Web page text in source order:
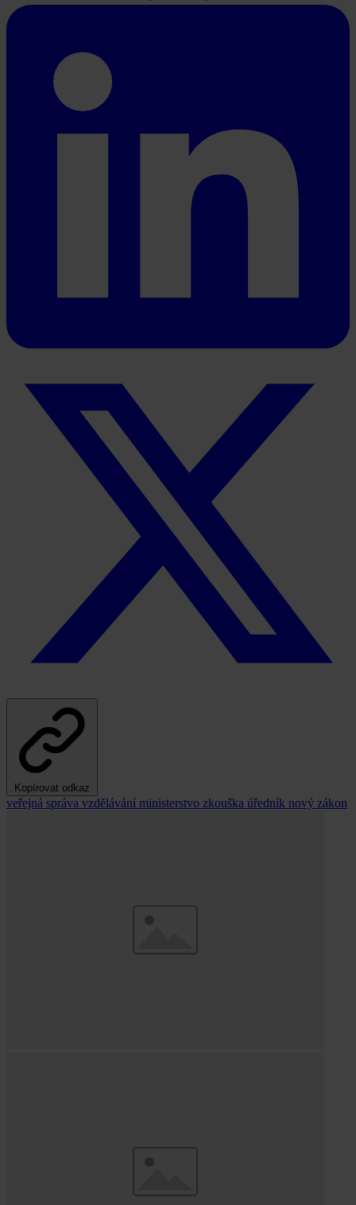
Kopírovat odkaz
veřejná správa vzdělávání ministerstvo zkouška úředník nový zákon